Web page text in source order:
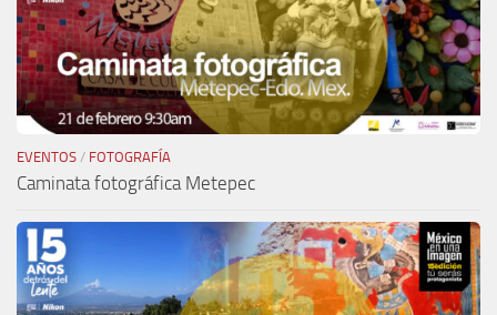
EVENTOS / FOTOGRAFÍA
Caminata fotográfica Metepec